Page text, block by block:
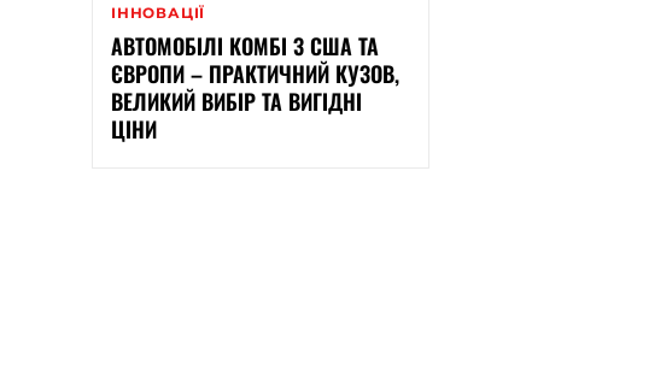
ІННОВАЦІЇ
АВТОМОБІЛІ КОМБІ З США ТА
ЄВРОПИ – ПРАКТИЧНИЙ КУЗОВ,
ВЕЛИКИЙ ВИБІР ТА ВИГІДНІ
ЦІНИ